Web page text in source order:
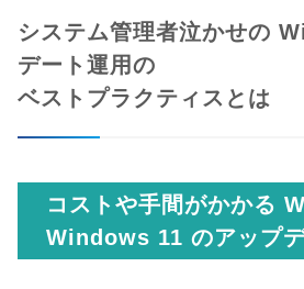
システム管理者泣かせの
デート運用の
ベストプラクティスとは
コストや手間がかかる
Windows 11 のアップ